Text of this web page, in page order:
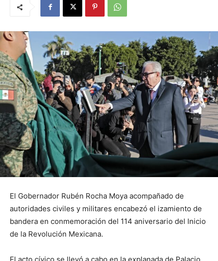
El Gobernador Rubén Rocha Moya acompañado de
autoridades civiles y militares encabezó el izamiento de
bandera en conmemoración del 114 aniversario del Inicio
de la Revolución Mexicana.